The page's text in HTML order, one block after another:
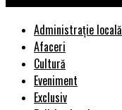
Administrație locală
Afaceri
Cultură
Eveniment
Exclusiv